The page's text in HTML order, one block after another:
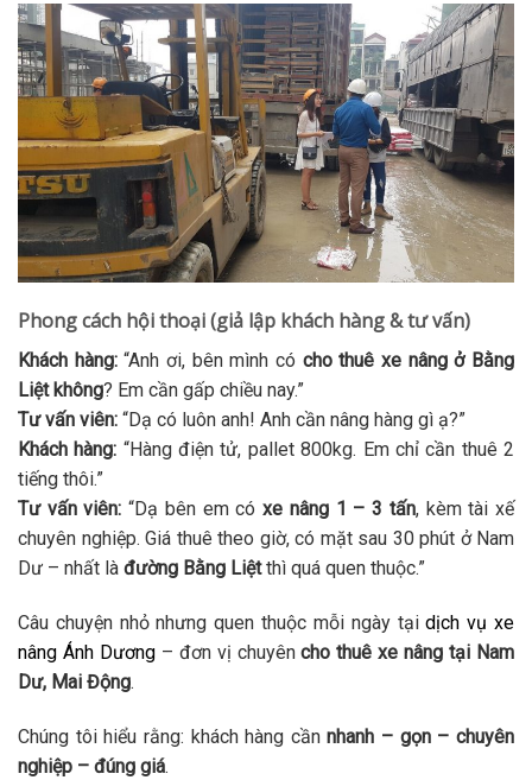
Phong cách hội thoại (giả lập khách hàng & tư vấn)
Khách hàng:“Anh ơi, bên mình có cho thuê xe nâng ở Bằng
Liệt không? Em cần gấp chiều nay.”
Tư vấn viên: “Dạ có luôn anh! Anh cần nâng hàng gì ạ?”
Khách hàng: “Hàng điện tử, pallet 800kg. Em chỉ cần thuê 2
tiếng thôi.”
Tư vấn viên: “Dạ bên em cóxe nâng 1 – 3 tấn, kèm tài xế
chuyên nghiệp. Giá thuê theo giờ, có mặt sau 30 phút ở Nam
Dư – nhất là đường Bằng Liệtthì quá quen thuộc.”
Câu chuyện nhỏ nhưng quen thuộc mỗi ngày tạidịch vụ xe
nâng Ánh Dương– đơn vị chuyêncho thuê xe nâng tại Nam
Dư, Mai Động.
Chúng tôi hiểu rằng: khách hàng cầnnhanh – gọn – chuyên
nghiệp – đúng giá.